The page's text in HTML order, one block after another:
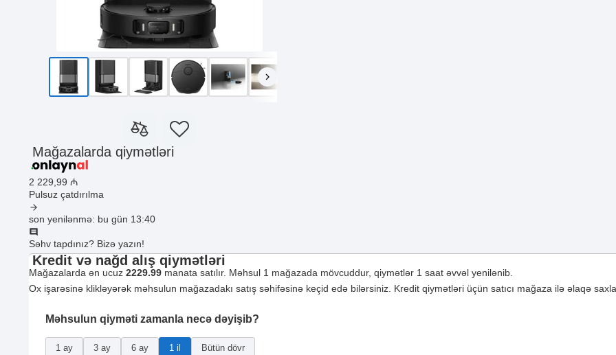
Mağazalarda qiymətləri
2 229 ,99 ₼
Pulsuz çatdırılma
son yenilənmə: bu gün 13:40
Səhv tapdınız? Bizə yazın!
Kredit və nağd alış qiymətləri
Mağazalarda ən ucuz 2229.99 manata satılır. Məhsul 1 mağazada mövcuddur, qiymətlər 1 saat əvvəl yenilənib.
Ox işarəsinə klikləyərək məhsulun mağazadakı satış səhifəsinə keçid edə bilərsiniz. Kredit qiymətləri üçün satıcı mağaza ilə əlaqə
Məhsulun qiyməti zamanla necə dəyişib?
1 ay 3 ay 6 ay 1 il Bütün dövr